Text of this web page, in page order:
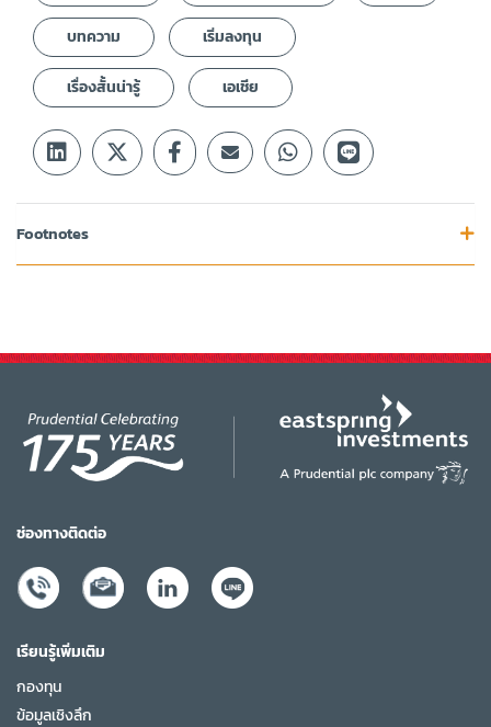
บทความ เริ่มลงทุน
เรื่องสั้นน่ารู้ เอเชีย
Footnotes
ช่องทางติดต่อ
เรียนรู้เพิ่มเติม
กองทุน
ข้อมูลเชิงลึก